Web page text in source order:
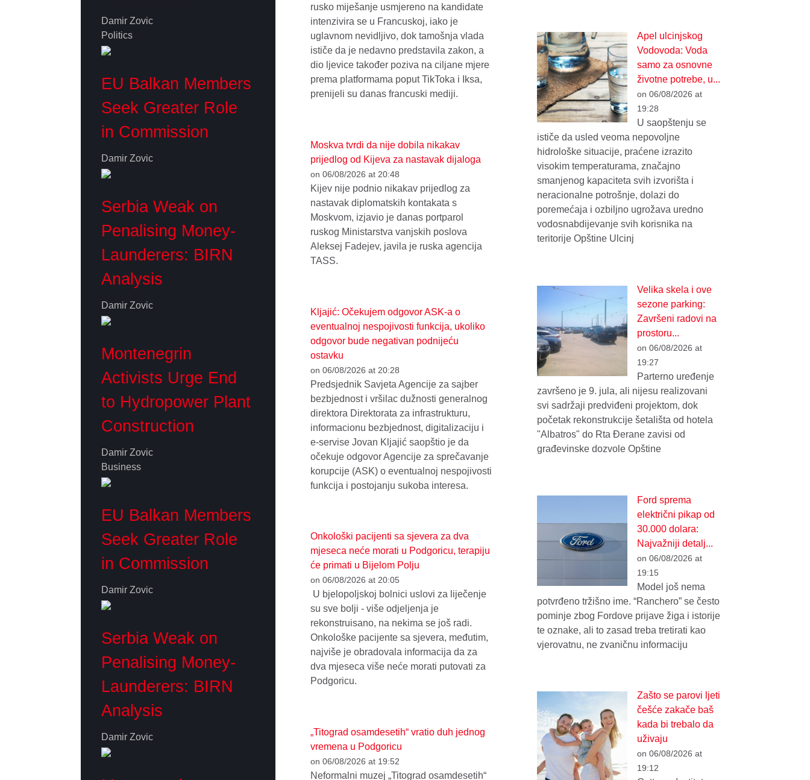
Damir Zovic
Politics
EU Balkan Members
Seek Greater Role
in Commission
Damir Zovic
Serbia Weak on
Penalising Money-
Launderers: BIRN
Analysis
Damir Zovic
Montenegrin
Activists Urge End
to Hydropower Plant
Construction
Damir Zovic
Business
EU Balkan Members
Seek Greater Role
in Commission
Damir Zovic
Serbia Weak on
Penalising Money-
Launderers: BIRN
Analysis
Damir Zovic
rusko miješanje usmjereno na kandidate
intenzivira se u Francuskoj, iako je
uglavnom nevidljivo, dok tamošnja vlada
ističe da je nedavno predstavila zakon, a
dio ljevice također poziva na ciljane mjere
prema platformama poput TikToka i Iksa,
prenijeli su danas francuski mediji.
Moskva tvrdi da nije dobila nikakav
prijedlog od Kijeva za nastavak dijaloga
on 06/08/2026 at 20:48
Kijev nije podnio nikakav prijedlog za
nastavak diplomatskih kontakata s
Moskvom, izjavio je danas portparol
ruskog Ministarstva vanjskih poslova
Aleksej Fadejev, javila je ruska agencija
TASS.
Kljajić: Očekujem odgovor ASK-a o
eventualnoj nespojivosti funkcija, ukoliko
odgovor bude negativan podnijeću
ostavku
on 06/08/2026 at 20:28
Predsjednik Savjeta Agencije za sajber
bezbjednost i vršilac dužnosti generalnog
direktora Direktorata za infrastrukturu,
informacionu bezbjednost, digitalizaciju i
e-servise Jovan Kljajić saopštio je da
očekuje odgovor Agencije za sprečavanje
korupcije (ASK) o eventualnoj nespojivosti
funkcija i postojanju sukoba interesa.
Onkološki pacijenti sa sjevera za dva
mjeseca neće morati u Podgoricu, terapiju
će primati u Bijelom Polju
on 06/08/2026 at 20:05
U bjelopoljskoj bolnici uslovi za liječenje
su sve bolji - više odjeljenja je
rekonstruisano, na nekima se još radi.
Onkološke pacijente sa sjevera, međutim,
najviše je obradovala informacija da za
dva mjeseca više neće morati putovati za
Podgoricu.
„Titograd osamdesetih“ vratio duh jednog
vremena u Podgoricu
on 06/08/2026 at 19:52
Neformalni muzej „Titograd osamdesetih“
Apel ulcinjskog
Vodovoda: Voda
samo za osnovne
životne potrebe, u...
on 06/08/2026 at
19:28
U saopštenju se
ističe da usled veoma nepovoljne
hidrološke situacije, praćene izrazito
visokim temperaturama, značajno
smanjenog kapaciteta svih izvorišta i
neracionalne potrošnje, dolazi do
poremećaja i ozbiljno ugrožava uredno
vodosnabdijevanje svih korisnika na
teritorije Opštine Ulcinj
Velika skela i ove
sezone parking:
Završeni radovi na
prostoru...
on 06/08/2026 at
19:27
Parterno uređenje
završeno je 9. jula, ali nijesu realizovani
svi sadržaji predviđeni projektom, dok
početak rekonstrukcije šetališta od hotela
"Albatros" do Rta Đerane zavisi od
građevinske dozvole Opštine
Ford sprema
električni pikap od
30.000 dolara:
Najvažniji detalj...
on 06/08/2026 at
19:15
Model još nema
potvrđeno tržišno ime. “Ranchero” se često
pominje zbog Fordove prijave žiga i istorije
te oznake, ali to zasad treba tretirati kao
vjerovatnu, ne zvaničnu informaciju
Zašto se parovi ljeti
češće zakače baš
kada bi trebalo da
uživaju
on 06/08/2026 at
19:12